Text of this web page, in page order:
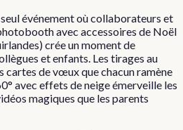
événement où collaborateurs et
avec accessoires de Noël
crée un moment de
et enfants. Les tirages au
cartes de vœux que chacun ramène
avec effets de neige émerveille les
magiques que les parents